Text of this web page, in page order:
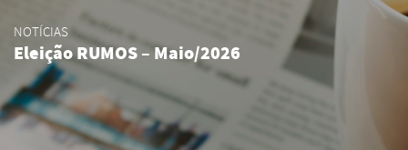
NOTÍCIAS
Eleição RUMOS – Maio/2026